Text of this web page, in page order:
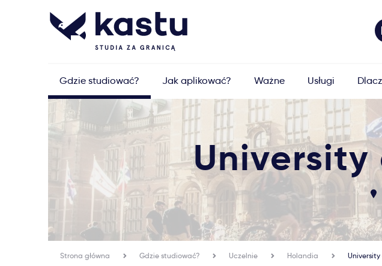
Gdzie studiować? Jak aplikować? Ważne Usługi
Strona główna Gdzie studiować? Uczelnie Holandia